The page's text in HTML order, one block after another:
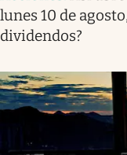
lunes 10 de
dividendos?